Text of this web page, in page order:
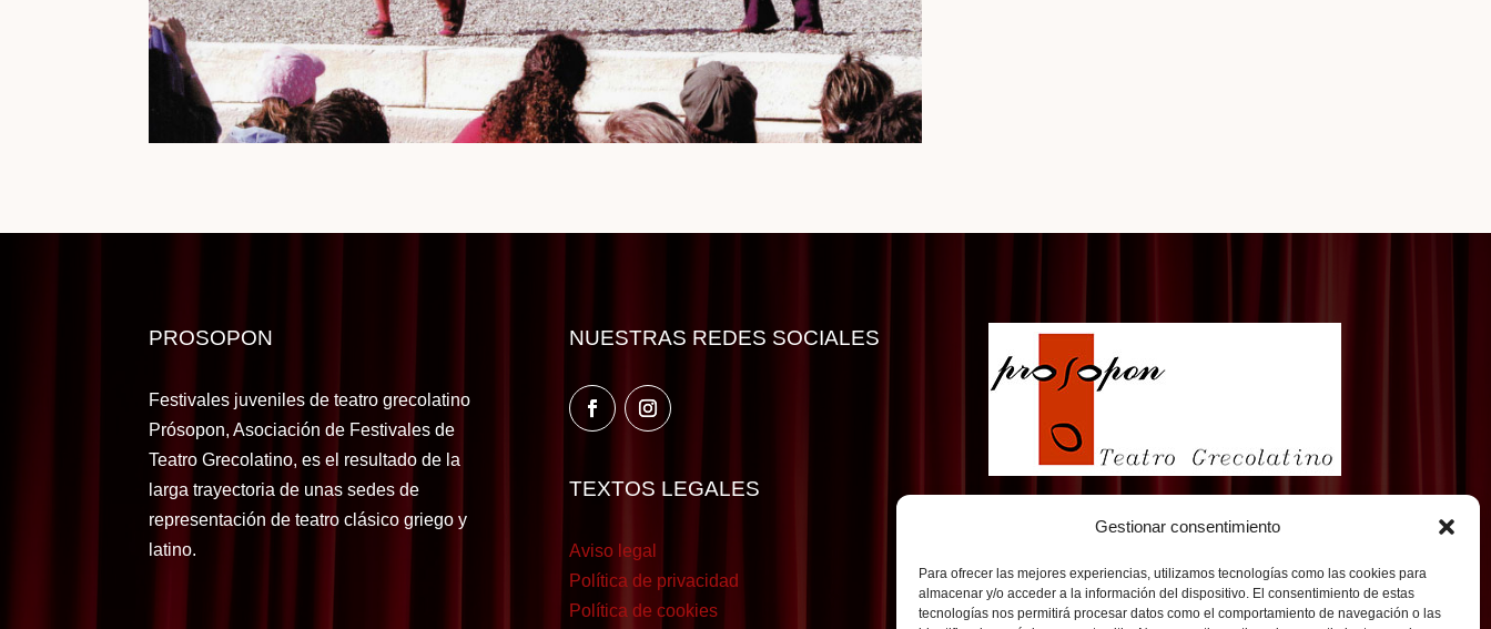
Gestionar consentimiento
Para ofrecer las mejores experiencias, utilizamos tecnologías como las cookies para
almacenar y/o acceder a la información del dispositivo. El consentimiento de estas
tecnologías nos permitirá procesar datos como el comportamiento de navegación o las
PROSOPON
Festivales juveniles de teatro grecolatino
Prósopon, Asociación de Festivales de
Teatro Grecolatino, es el resultado de la
larga trayectoria de unas sedes de
representación de teatro clásico griego y
latino.
NUESTRAS REDES SOCIALES
TEXTOS LEGALES
Aviso legal
Política de privacidad
Política de cookies